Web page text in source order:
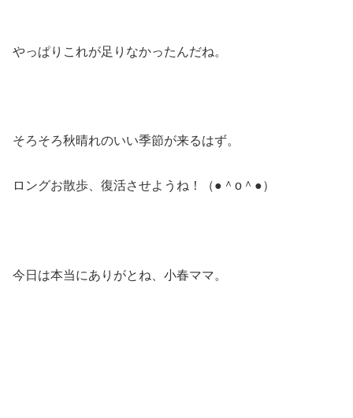
やっぱりこれが足りなかったんだね。
そろそろ秋晴れのいい季節が来るはず。
ロングお散歩、復活させようね！（●＾o＾●）
今日は本当にありがとね、小春ママ。